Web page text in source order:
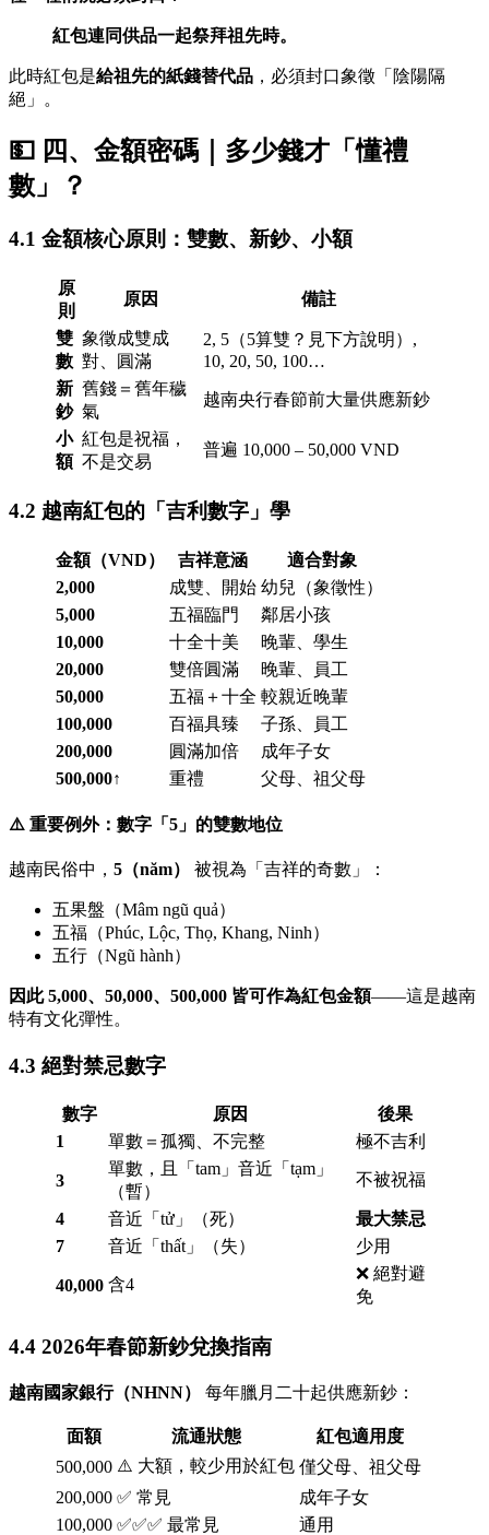
紅包連同供品一起祭拜祖先時。
此時紅包是給祖先的紙錢替代品 ，必須封口象徵「陰陽隔
絕」。
💵 四、金額密碼｜多少錢才「懂禮
數」？
4.1 金額核心原則：雙數、新鈔、小額
原
則
原因 備註
雙
數
象徵成雙成
對、圓滿
2, 5（5算雙？見下方說明）,
10, 20, 50, 100…
新
鈔
舊錢＝舊年穢
氣
越南央行春節前大量供應新鈔
小
額
紅包是祝福，
不是交易
普遍 10,000 – 50,000 VND
4.2 越南紅包的「吉利數字」學
金額（VND） 吉祥意涵
適合對象
2,000
成雙、開始 幼兒（象徵性）
5,000
五福臨門
鄰居小孩
10,000
十全十美
晚輩、學生
20,000
雙倍圓滿
晚輩、員工
50,000
五福＋十全 較親近晚輩
100,000
百福具臻
子孫、員工
200,000
圓滿加倍
成年子女
500,000↑
重禮 父母、祖父母
⚠️ 重要例外：數字「5」的雙數地位
越南民俗中， 5（năm） 被視為「吉祥的奇數」：
五果盤（Mâm ngũ quả）
五福（Phúc, Lộc, Thọ, Khang, Ninh）
五行（Ngũ hành）
因此 5,000、50,000、500,000 皆可作為紅包金額——這是越南
特有文化彈性。
4.3 絕對禁忌數字
數字 原因
後果
1
單數＝孤獨、不完整 極不吉利
3
單數，且「tam」音近「tạm」
（暫）
不被祝福
4 音近「tử」（死）
最大禁忌
7
音近「thất」（失） 少用
40,000 含4
❌ 絕對避
免
4.4 2026年春節新鈔兌換指南
越南國家銀行（NHNN） 每年臘月二十起供應新鈔：
面額 流通狀態
紅包適用度
500,000 ⚠️ 大額，較少用於紅包 僅父母、祖父母
200,000 ✅ 常見
成年子女
100,000 ✅✅✅ 最常見 通用